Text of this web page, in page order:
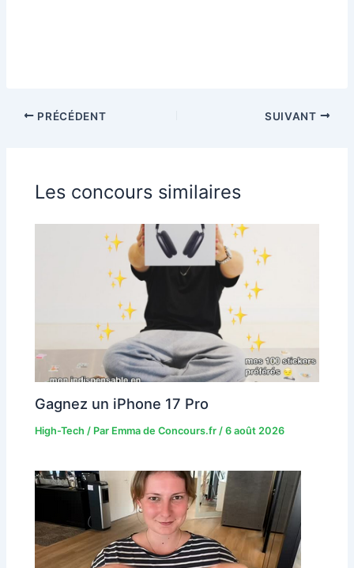
PRÉCÉDENT SUIVANT
Les concours similaires
Gagnez un iPhone 17 Pro
High-Tech / Par Emma de Concours.fr/6 août 2026